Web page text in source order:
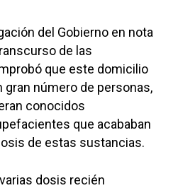
del Gobierno en nota
de las
que este domicilio
número de personas,
conocidos
que acababan
de estas sustancias.
dosis recién